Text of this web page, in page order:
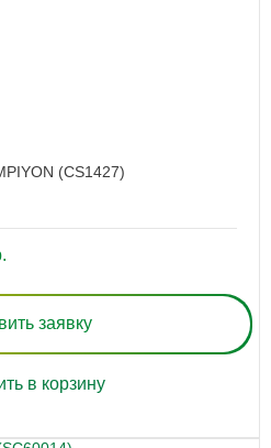
(CS1427)
заявку
в корзину